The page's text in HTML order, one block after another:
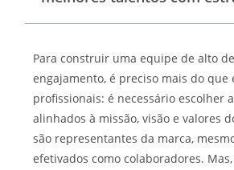
Para construir uma equipe de alto
engajamento, é preciso mais do que
profissionais: é necessário escolher
alinhados à missão, visão e valores
são representantes da marca,
efetivados como colaboradores.